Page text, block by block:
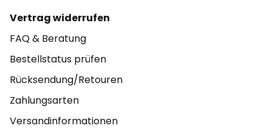
Vertrag widerrufen
FAQ & Beratung
Bestellstatus prüfen
Rücksendung/Retouren
Zahlungsarten
Versandinformationen